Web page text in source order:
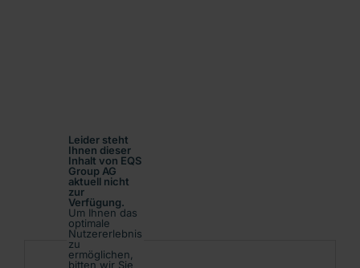
209640 03.05.2013
Leider steht
Ihnen dieser
Inhalt von EQS
Group AG
aktuell nicht
zur
Verfügung.
Um Ihnen das
optimale
Nutzererlebnis
zu
ermöglichen,
bitten wir Sie